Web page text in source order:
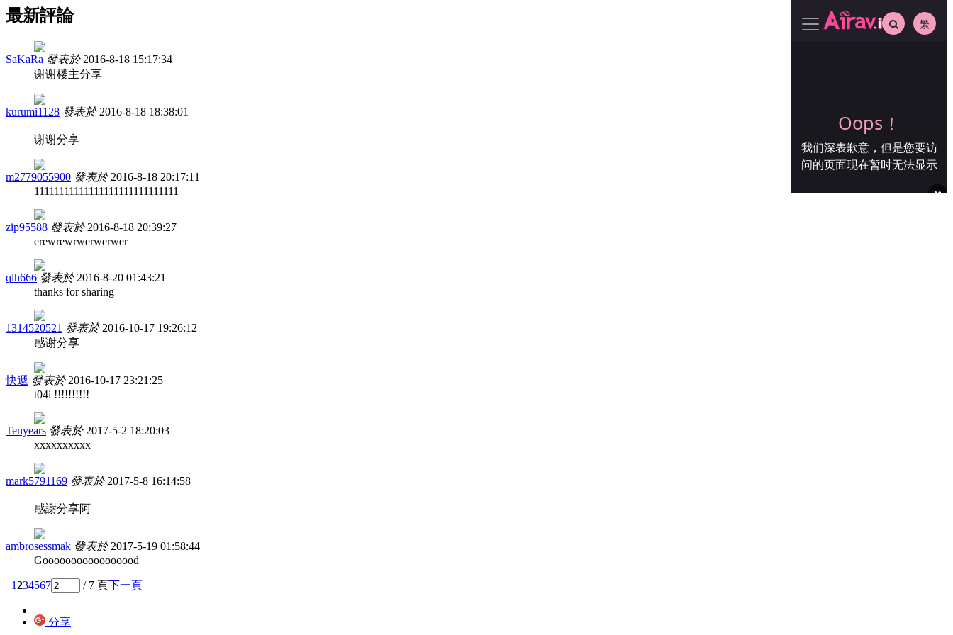
最新評論
SaKaRa 發表於 2016-8-18 15:17:34
谢谢楼主分享
kurumi1128 發表於 2016-8-18 18:38:01
谢谢分享
m2779055900 發表於 2016-8-18 20:17:11
11111111111111111111111111111
zip95588 發表於 2016-8-18 20:39:27
erewrewrwerwerwer
qlh666 發表於 2016-8-20 01:43:21
thanks for sharing
1314520521 發表於 2016-10-17 19:26:12
感谢分享
快遞 發表於 2016-10-17 23:21:25
t04i !!!!!!!!!!
Tenyears 發表於 2017-5-2 18:20:03
xxxxxxxxxx
mark5791169 發表於 2017-5-8 16:14:58
感謝分享阿
ambrosessmak 發表於 2017-5-19 01:58:44
Gooooooooooooooood
1234567 / 7 頁下一頁
分享